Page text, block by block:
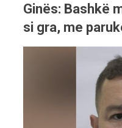
Ginës: Bashkë
si gra, me